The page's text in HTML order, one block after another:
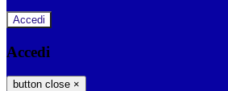
Accedi
Accedi
button close ×